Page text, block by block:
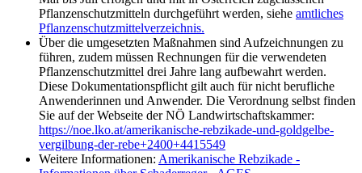
Pflanzenschutzmitteln durchgeführt werden, siehe amtliches
Pflanzenschutzmittelverzeichnis.
Über die umgesetzten Maßnahmen sind Aufzeichnungen zu
führen, zudem müssen Rechnungen für die verwendeten
Pflanzenschutzmittel drei Jahre lang aufbewahrt werden.
Diese Dokumentationspflicht gilt auch für nicht berufliche
Anwenderinnen und Anwender. Die Verordnung selbst finden
Sie auf der Webseite der NÖ Landwirtschaftskammer:
https://noe.lko.at/amerikanische-rebzikade-und-goldgelbe-
vergilbung-der-rebe+2400+4415549
Weitere Informationen: Amerikanische Rebzikade -